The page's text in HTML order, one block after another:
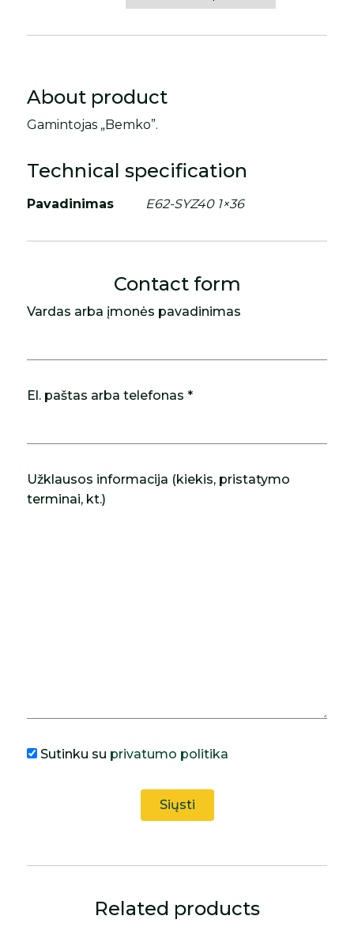
About product
Gamintojas „Bemko”.
Technical specification
Pavadinimas E62-SYZ40 1×36
Contact form
Vardas arba įmonės pavadinimas
El. paštas arba telefonas *
Užklausos informacija (kiekis, pristatymo
terminai, kt.)
Sutinku su privatumo politika
Related products